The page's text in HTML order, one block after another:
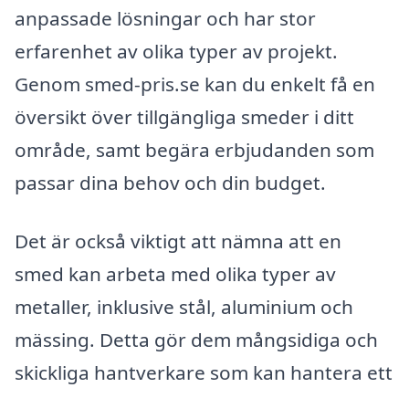
anpassade lösningar och har stor
erfarenhet av olika typer av projekt.
Genom smed-pris.se kan du enkelt få en
översikt över tillgängliga smeder i ditt
område, samt begära erbjudanden som
passar dina behov och din budget.
Det är också viktigt att nämna att en
smed kan arbeta med olika typer av
metaller, inklusive stål, aluminium och
mässing. Detta gör dem mångsidiga och
skickliga hantverkare som kan hantera ett